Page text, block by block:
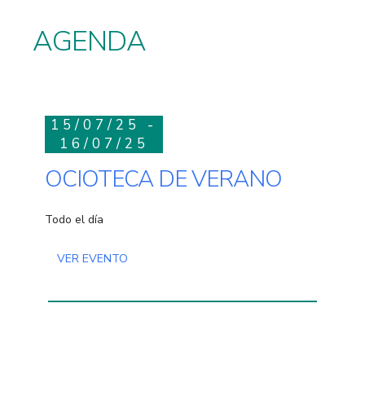
AGENDA
15/07/25 -
16/07/25
OCIOTECA DE VERANO
Todo el día
VER EVENTO